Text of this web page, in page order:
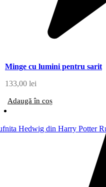
Minge cu lumini pentru sarit
133,00 lei
Adaugă în coș